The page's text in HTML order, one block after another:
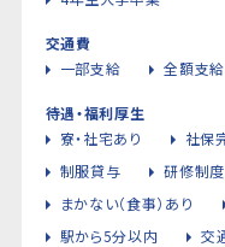
交通費
一部支給
全額支給
待遇・福利厚生
寮・社宅あり
社保
制服貸与
研修制
まかない（食事）あり
駅から5分以内
交